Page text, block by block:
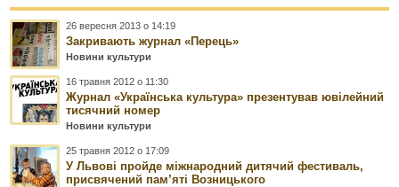
26 вересня 2013 о 14:19
Закривають журнал «Перець»
Новини культури
16 травня 2012 о 11:30
Журнал «Українська культура» презентував ювілейний
тисячний номер
Новини культури
25 травня 2012 о 17:09
У Львові пройде міжнародний дитячий фестиваль,
присвячений пам’яті Возницького